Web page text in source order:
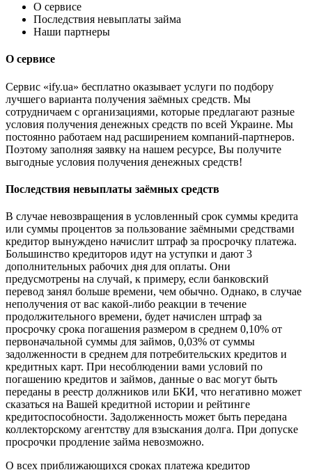
О сервисе
Последствия невыплаты займа
Наши партнеры
О сервисе
Сервис «ify.ua» бесплатно оказывает услуги по подбору
лучшего варианта получения заёмных средств. Мы
сотрудничаем с организациями, которые предлагают разные
условия получения денежных средств по всей Украине. Мы
постоянно работаем над расширением компаний-партнеров.
Поэтому заполняя заявку на нашем ресурсе, Вы получите
выгодные условия получения денежных средств!
Последствия невыплаты заёмных средств
В случае невозвращения в условленный срок суммы кредита
или суммы процентов за пользование заёмными средствами
кредитор вынуждено начислит штраф за просрочку платежа.
Большинство кредиторов идут на уступки и дают 3
дополнительных рабочих дня для оплаты. Они
предусмотрены на случай, к примеру, если банковский
перевод занял больше времени, чем обычно. Однако, в случае
неполучения от вас какой-либо реакции в течение
продолжительного времени, будет начислен штраф за
просрочку срока погашения размером в среднем 0,10% от
первоначальной суммы для займов, 0,03% от суммы
задолженности в среднем для потребительских кредитов и
кредитных карт. При несоблюдении вами условий по
погашению кредитов и займов, данные о вас могут быть
переданы в реестр должников или БКИ, что негативно может
сказаться на Вашей кредитной истории и рейтинге
кредитоспособности. Задолженность может быть передана
коллекторскому агентству для взыскания долга. При допуске
просрочки продление займа невозможно.
О всех приближающихся сроках платежа кредитор